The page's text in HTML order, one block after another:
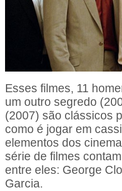
Esses filmes, 11
um outro segredo
(2007) são clássicos
como é jogar em
elementos dos
série de filmes
entre eles: George
Garcia.